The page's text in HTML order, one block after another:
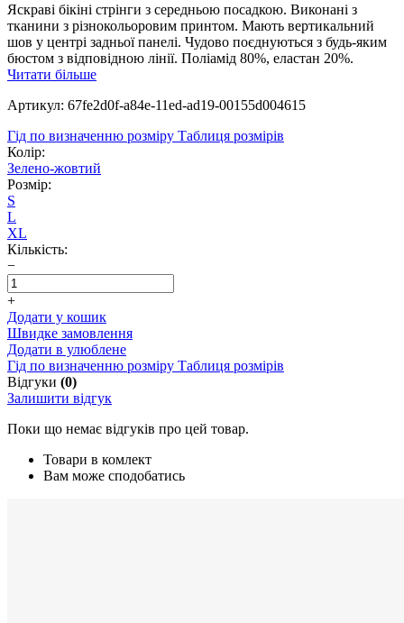
Яскраві бікіні стрінги з середньою посадкою. Виконані з
тканини з різнокольоровим принтом. Мають вертикальний
шов у центрі задньої панелі. Чудово поєднуються з будь-яким
бюстом з відповідною лінії. Поліамід 80%, еластан 20%.
Читати більше
Артикул: 67fe2d0f-a84e-11ed-ad19-00155d004615
Гід по визначенню розміру Таблиця розмірів
Колір:
Зелено-жовтий
Розмір:
S
L
XL
Кількість:
−
+
Додати у кошик
Швидке замовлення
Додати в улюблене
Гід по визначенню розміру Таблиця розмірів
Відгуки (0)
Залишити відгук
Поки що немає відгуків про цей товар.
Товари в комлект
Вам може сподобатись